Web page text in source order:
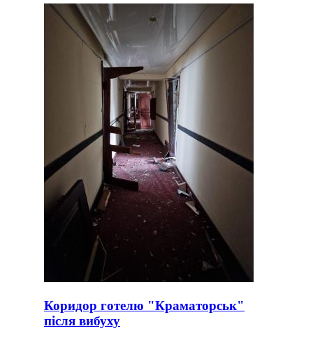
Коридор готелю "Краматорськ"
після вибуху